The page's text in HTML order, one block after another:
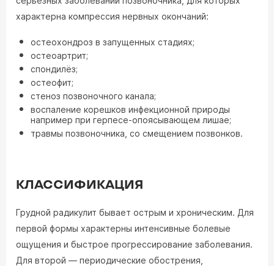
характерна компрессия нервных окончаний:
остеохондроз в запущенных стадиях;
остеоартрит;
спондилёз;
остеофит;
стеноз позвоночного канала;
воспаление корешков инфекционной природы
например при герпесе-опоясывающем лишае;
травмы позвоночника, со смещением позвонков.
КЛАССИФИКАЦИЯ
Грудной радикулит бывает острым и хроническим. Для
первой формы характерны интенсивные болевые
ощущения и быстрое прогрессирование заболевания.
Для второй ― периодические обострения,